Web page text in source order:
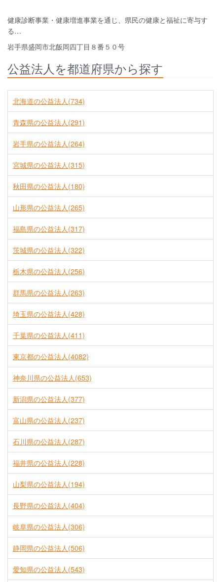
健康診断事業・健康増進事業を通じ、県民の健康と福祉に寄与す
る…
岩手県盛岡市北飯岡四丁目８番５０号
公益法人を都道府県から探す
北海道の公益法人(734)
青森県の公益法人(291)
岩手県の公益法人(264)
宮城県の公益法人(315)
秋田県の公益法人(180)
山形県の公益法人(265)
福島県の公益法人(317)
茨城県の公益法人(322)
栃木県の公益法人(256)
群馬県の公益法人(263)
埼玉県の公益法人(428)
千葉県の公益法人(411)
東京都の公益法人(4082)
神奈川県の公益法人(653)
新潟県の公益法人(377)
富山県の公益法人(237)
石川県の公益法人(287)
福井県の公益法人(228)
山梨県の公益法人(194)
長野県の公益法人(404)
岐阜県の公益法人(306)
静岡県の公益法人(506)
愛知県の公益法人(543)